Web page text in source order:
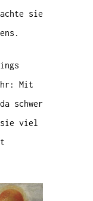
sie
Mit
schwer
sie viel